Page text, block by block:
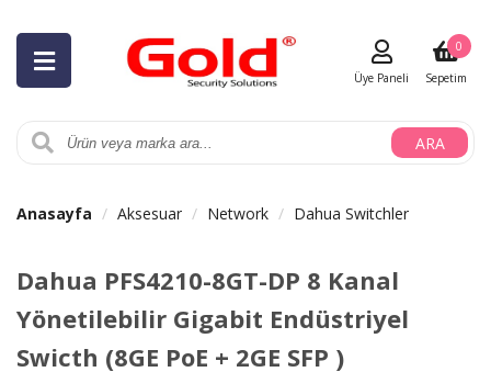
ARA
Üye Paneli Sepetim
0
Anasayfa Aksesuar Network Dahua Switchler
Dahua PFS4210-8GT-DP 8 Kanal
Yönetilebilir Gigabit Endüstriyel
Swicth (8GE PoE + 2GE SFP )